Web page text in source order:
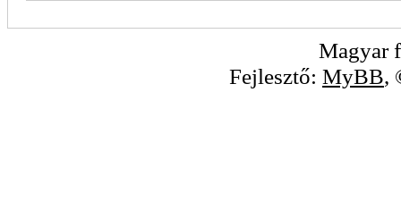
Magyar
Fejlesztő: MyBB,